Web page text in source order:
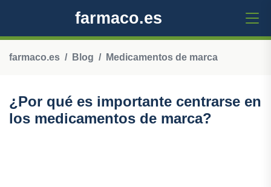
farmaco.es
farmaco.es Blog Medicamentos de marca
¿Por qué es importante centrarse en
los medicamentos de marca?